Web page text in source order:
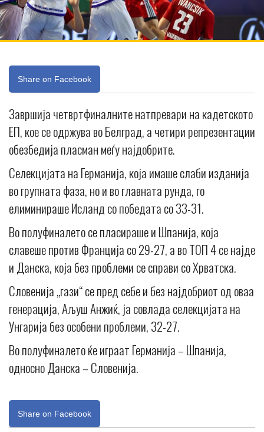
Share on Facebook
Завршија четвртфиналните натпревари на кадетското
ЕП, кое се одржува во Белград, а четири репрезентации
обезбедија пласман меѓу најдобрите.
Селекцијата на Германија, која имаше слаби изданија
во групната фаза, но и во главната рунда, го
елиминираше Исланд со победата со 33-31.
Во полуфиналето се пласираше и Шпанија, која
славеше против Франција со 29-27, а во ТОП 4 се најде
и Данска, која без проблеми се справи со Хрватска.
Словенија „гази“ се пред себе и без најдобриот од оваа
генерација, Аљуш Анжиќ, ја совлада селекцијата на
Унгарија без особени проблеми, 32-27.
Во полуфиналето ќе играат Германија – Шпанија,
односно Данска – Словенија.
Share on Facebook